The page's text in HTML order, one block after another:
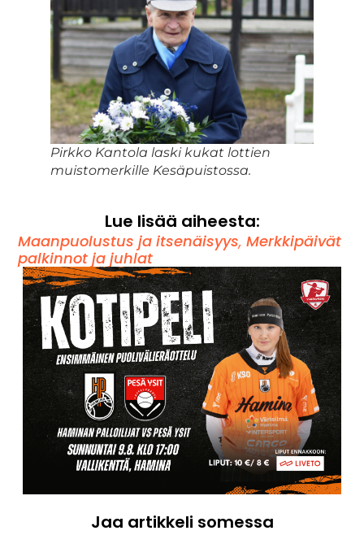
Pirkko Kantola laski kukat lottien
muistomerkille Kesäpuistossa.
Lue lisää aiheesta:
Maanpuolustus ja itsenäisyys,Merkkipäivät
palkinnot ja juhlat
Jaa artikkeli somessa